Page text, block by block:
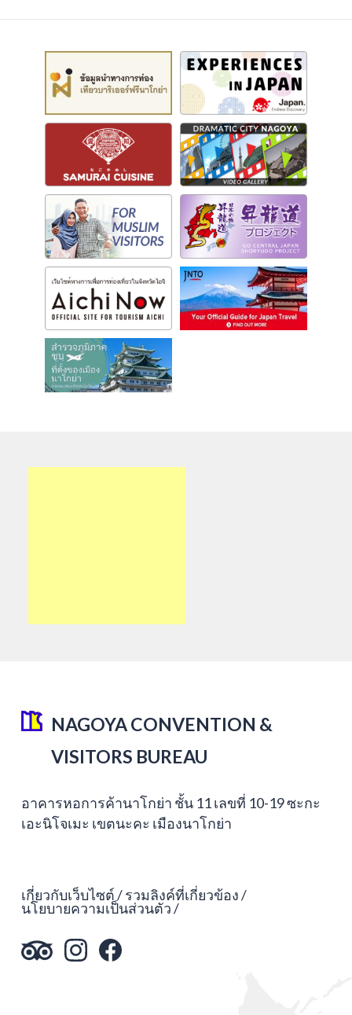
NAGOYA CONVENTION &
VISITORS BUREAU
อาคารหอการค้านาโกย่า ชั้น 11 เลขที่ 10-19 ซะกะ
เอะนิโจเมะ เขตนะคะ เมืองนาโกย่า
เกี่ยวกับเว็บไซต์ รวมลิงค์ที่เกี่ยวข้อง
นโยบายความเป็นส่วนตัว